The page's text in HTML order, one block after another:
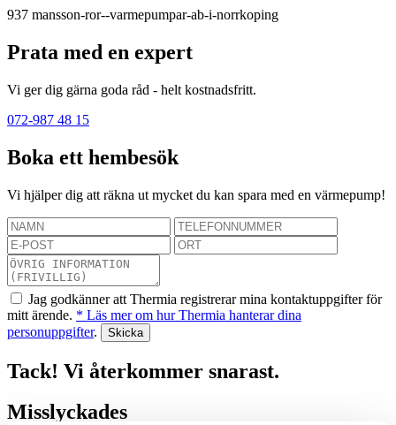
937 mansson-ror--varmepumpar-ab-i-norrkoping
Prata med en expert
Vi ger dig gärna goda råd - helt kostnadsfritt.
072-987 48 15
Boka ett hembesök
Vi hjälper dig att räkna ut mycket du kan spara med en värmepump!
Jag godkänner att Thermia registrerar mina kontaktuppgifter för
mitt ärende. * Läs mer om hur Thermia hanterar dina
personuppgifter.
Tack! Vi återkommer snarast.
Misslyckades